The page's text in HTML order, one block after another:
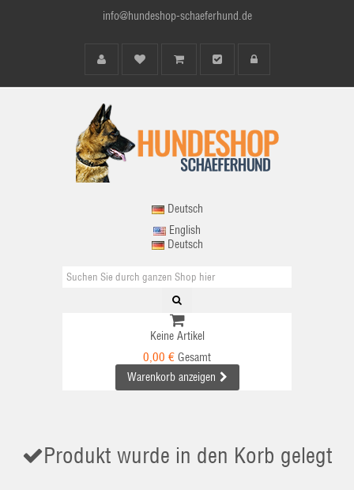
info@hundeshop-schaeferhund.de
Deutsch
English
Deutsch
Keine Artikel
0,00 € Gesamt
Warenkorb anzeigen
Produkt wurde in den Korb gelegt